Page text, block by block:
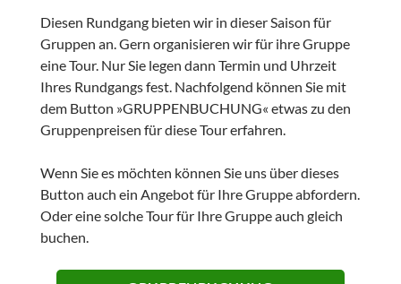
Diesen Rundgang bieten wir in dieser Saison für
Gruppen an. Gern organisieren wir für ihre Gruppe
eine Tour. Nur Sie legen dann Termin und Uhrzeit
Ihres Rundgangs fest. Nachfolgend können Sie mit
dem Button »GRUPPENBUCHUNG« etwas zu den
Gruppenpreisen für diese Tour erfahren.
Wenn Sie es möchten können Sie uns über dieses
Button auch ein Angebot für Ihre Gruppe abfordern.
Oder eine solche Tour für Ihre Gruppe auch gleich
buchen.